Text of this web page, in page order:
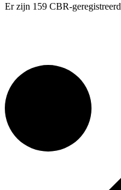
Er zijn 159 CBR-